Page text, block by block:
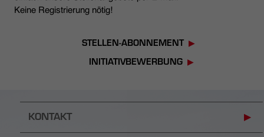
Keine Registrierung nötig!
STELLEN-ABONNEMENT
INITIATIVBEWERBUNG
KONTAKT